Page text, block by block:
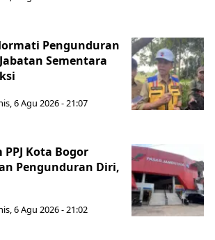
Pengunduran
Sementara
6 Agu 2026 - 21:07
Kota Bogor
Pengunduran Diri,
6 Agu 2026 - 21:02